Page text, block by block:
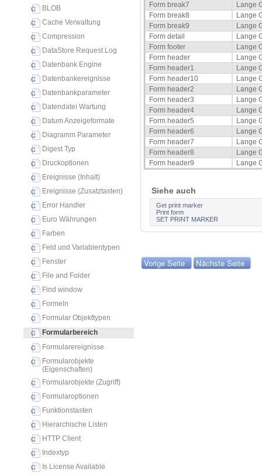
BLOB
Cache Verwaltung
Compression
DataStore Request Log
Datenbank Engine
Datenbankereignisse
Datenbankparameter
Datendatei Wartung
Datum Anzeigeformate
Diagramm Parameter
Digest Typ
Druckoptionen
Ereignisse (Inhalt)
Ereignisse (Zusatztasten)
Error Handler
Euro Währungen
Farben
Feld und Variablentypen
Fenster
File and Folder
Find window
Formeln
Formular Objekttypen
Formularbereich
Formularereignisse
Formularobjekte
(Eigenschaften)
Formularobjekte (Zugriff)
Formularoptionen
Funktionstasten
Hierarchische Listen
HTTP Client
Indextyp
Is License Available
Form break7
Lange
Form break8
Lange
Form break9
Lange
Form detail
Lange
Form footer
Lange
Form header
Lange
Form header1
Lange
Form header10
Lange
Form header2
Lange
Form header3
Lange
Form header4
Lange
Form header5
Lange
Form header6
Lange
Form header7
Lange
Form header8
Lange
Form header9
Lange
Siehe auch
Get print marker
Print form
SET PRINT MARKER
Vorige Seite Nächste Seite